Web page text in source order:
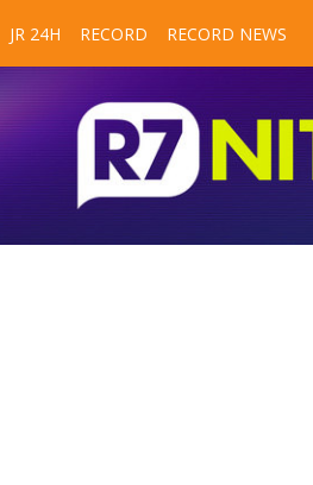
JR 24H RECORD RECORD NEWS